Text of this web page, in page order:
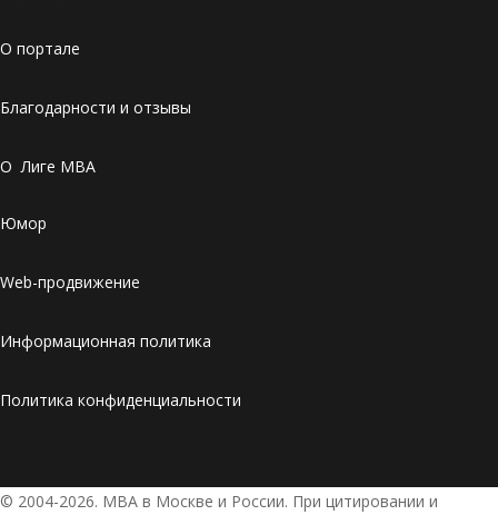
О портале
Благодарности и отзывы
О Лиге MBA
Юмор
Web-продвижение
Информационная политика
Политика конфиденциальности
© 2004-2026. МВА в Москве и России. При цитировании и